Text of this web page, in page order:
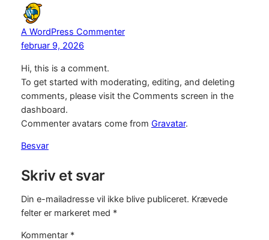
A WordPress Commenter
februar 9, 2026
Hi, this is a comment.
To get started with moderating, editing, and deleting
comments, please visit the Comments screen in the
dashboard.
Commenter avatars come from Gravatar.
Besvar
Skriv et svar
Din e-mailadresse vil ikke blive publiceret. Krævede
felter er markeret med *
Kommentar *